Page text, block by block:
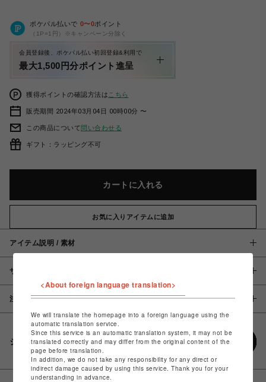
ポケパル払いで 0〜0ポイント
（1P=1円）※キャンペーン分除く
会員登録後、ポケパル払い初回登録&利用で
最大1,500円分ポイント進呈
獲得ポイントの確認方法は こちら
販売期間 2024年03月04日 00時00分 〜
この商品について問い合わせる
ギフト：ラッピング不可
カートに入れる
お気に入りアイテムに追加
アイテム説明 / 素材
サイズ
注意事項
シェアする
<About foreign language translation>
We will translate the homepage into a foreign language using the
automatic translation service.
Since this service is an automatic translation system, it may not be
translated correctly and may differ from the original content of the
page before translation.
In addition, we do not take any responsibility for any direct or
indirect damage caused by using this service. Thank you for your
understanding in advance.